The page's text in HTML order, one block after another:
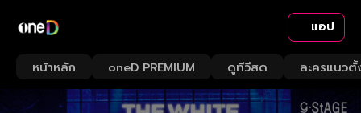
แอป
หน้าหลัก oneD PREMIUM ดูทีวีสด ละครแนวตั้